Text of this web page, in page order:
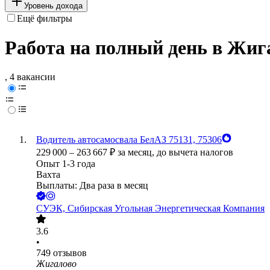
Уровень дохода
Ещё фильтры
Работа на полный день в
, 4 вакансии
Водитель автосамосвала БелАЗ 75131, 75306
229 000 – 263 667 ₽ за месяц, до вычета налогов
Опыт 1-3 года
Вахта
Выплаты: Два раза в месяц
СУЭК, Сибирская Угольная Энергетическая Компания
3.6
•
749 отзывов
Жигалово